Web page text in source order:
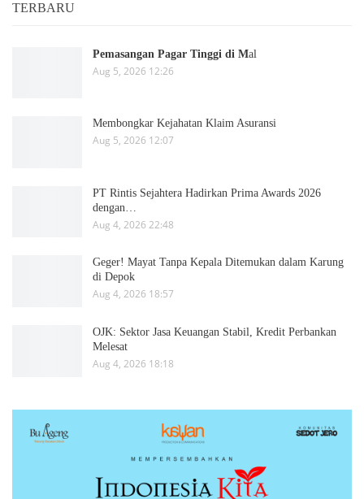
TERBARU
Pemasangan Pagar Tinggi di Mal
Aug 5, 2026 12:26
Membongkar Kejahatan Klaim Asuransi
Aug 5, 2026 12:07
PT Rintis Sejahtera Hadirkan Prima Awards 2026
dengan…
Aug 4, 2026 22:48
Geger! Mayat Tanpa Kepala Ditemukan dalam Karung
di Depok
Aug 4, 2026 18:57
OJK: Sektor Jasa Keuangan Stabil, Kredit Perbankan
Melesat
Aug 4, 2026 18:18